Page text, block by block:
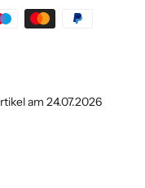
am 24.07.2026